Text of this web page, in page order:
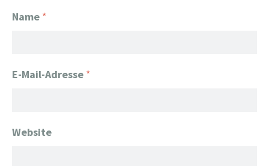
Name *
E-Mail-Adresse *
Website